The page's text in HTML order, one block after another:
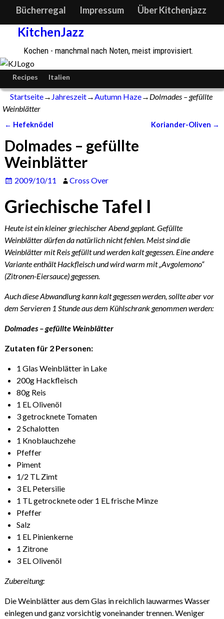
Bücherregal Impressum Über Kitchenjazz
KitchenJazz
Kochen - manchmal nach Noten, meist improvisiert.
Recipes Italien
Startseite→ Jahreszeit→Autumn Haze→ Dolmades – gefüllte
Weinblätter
← Hefeknödel Koriander-Oliven →
Dolmades – gefüllte
Weinblätter
2009/10/11 Cross Over
Griechische Tafel I
Heute ist ein kleiner griechischer Abend geplant. Gefüllte
Weinblätter dürfen da natürlich nicht fehlen. Meist sind die
Weinblätter mit Reis gefüllt und werden kalt gegessen. Eine andere
Variante enthält Hackfleisch und wird warm mit „Avgolemono“
(Zitronen-Eiersauce) gegessen.
Auch diese Abwandlung kann kalt gegessen werden, sollte aber vor
dem Servieren 1 Stunde aus dem Kühlschrank genommen werden:
Dolmades – gefüllte Weinblätter
Zutaten für 2 Personen:
1 Glas Weinblätter in Lake
200g Hackfleisch
80g Reis
1 EL Olivenöl
3 getrocknete Tomaten
2 Schalotten
1 Knoblauchzehe
Pfeffer
Piment
1/2 TL Zimt
3 EL Petersilie
1 TL getrocknete oder 1 EL frische Minze
Pfeffer
Salz
1 EL Pinienkerne
1 Zitrone
3 EL Olivenöl
Zubereitung:
Die Weinblätter aus dem Glas in reichlich lauwarmes Wasser
einlegen und ganz vorsichtig voneinander trennen. Weniger